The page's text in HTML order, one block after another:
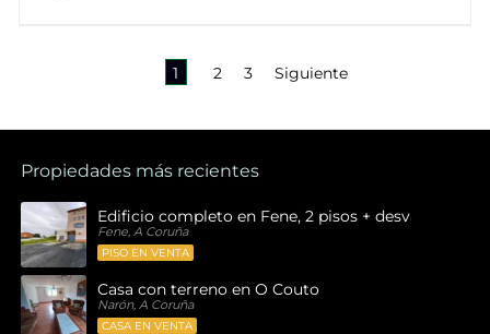
1 2 3 Siguiente
Propiedades más recientes
Edificio completo en Fene, 2 pisos + desván , 1
Fene, A Coruña
PISO EN VENTA
Casa con terreno en O Couto
Narón, A Coruña
CASA EN VENTA